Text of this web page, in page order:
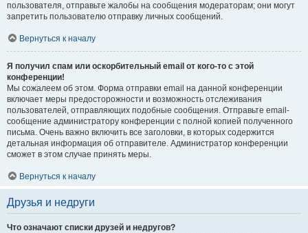
пользователя, отправьте жалобы на сообщения модераторам; они могут
запретить пользователю отправку личных сообщений.
Вернуться к началу
Я получил спам или оскорбительный email от кого-то с этой
конференции!
Мы сожалеем об этом. Форма отправки email на данной конференции
включает меры предосторожности и возможность отслеживания
пользователей, отправляющих подобные сообщения. Отправьте email-
сообщение администратору конференции с полной копией полученного
письма. Очень важно включить все заголовки, в которых содержится
детальная информация об отправителе. Администратор конференции
сможет в этом случае принять меры.
Вернуться к началу
Друзья и недруги
Что означают списки друзей и недругов?